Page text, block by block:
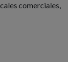
comerciales,